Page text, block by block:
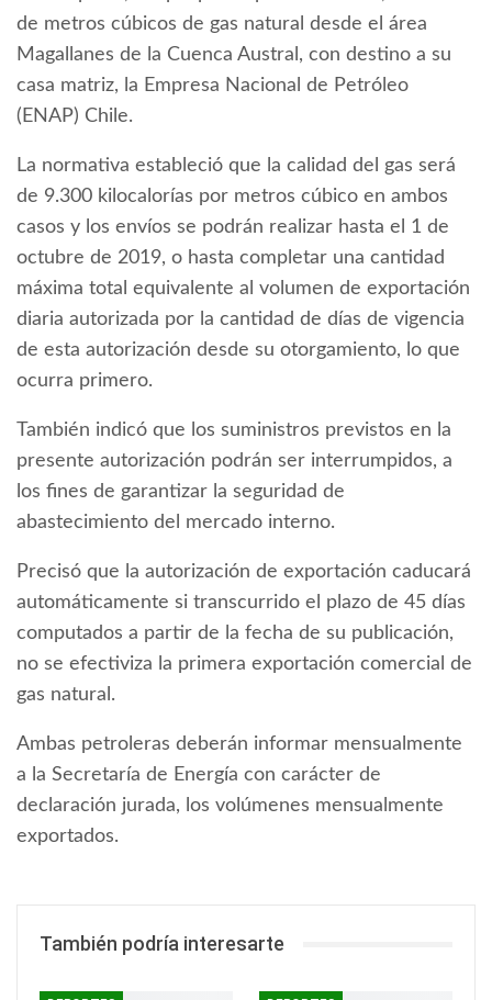
de metros cúbicos de gas natural desde el área
Magallanes de la Cuenca Austral, con destino a su
casa matriz, la Empresa Nacional de Petróleo
(ENAP) Chile.
La normativa estableció que la calidad del gas será
de 9.300 kilocalorías por metros cúbico en ambos
casos y los envíos se podrán realizar hasta el 1 de
octubre de 2019, o hasta completar una cantidad
máxima total equivalente al volumen de exportación
diaria autorizada por la cantidad de días de vigencia
de esta autorización desde su otorgamiento, lo que
ocurra primero.
También indicó que los suministros previstos en la
presente autorización podrán ser interrumpidos, a
los fines de garantizar la seguridad de
abastecimiento del mercado interno.
Precisó que la autorización de exportación caducará
automáticamente si transcurrido el plazo de 45 días
computados a partir de la fecha de su publicación,
no se efectiviza la primera exportación comercial de
gas natural.
Ambas petroleras deberán informar mensualmente
a la Secretaría de Energía con carácter de
declaración jurada, los volúmenes mensualmente
exportados.
También podría interesarte